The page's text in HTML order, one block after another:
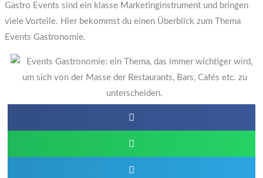
Gastro Events sind ein klasse Marketinginstrument und bringen
viele Vorteile. Hier bekommst du einen Überblick zum Thema
Events Gastronomie.